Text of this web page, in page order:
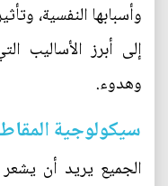
وأسبابها النفسية،
إلى أبرز الأساليب
وهدوء.
سيكولوجية
الجميع يريد أن